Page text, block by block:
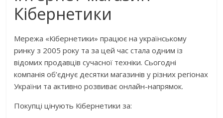
Кібернетики
Мережа «Кібернетики» працює на українському
ринку з 2005 року та за цей час стала одним із
відомих продавців сучасної техніки. Сьогодні
компанія об’єднує десятки магазинів у різних регіонах
України та активно розвиває онлайн-напрямок.
Покупці цінують Кібернетики за: